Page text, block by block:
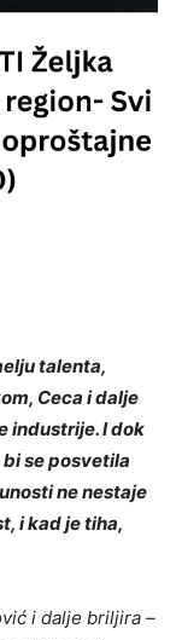
talenta,
Ceca i dalje
industrije. I dok
se posvetila
ne nestaje
i kad je tiha,
i dalje briljira –